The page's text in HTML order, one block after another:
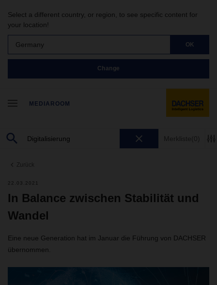
Select a different country, or region, to see specific content for
your location!
Germany OK
Change
MEDIAROOM
Merkliste(0)
Zurück
22.03.2021
In Balance zwischen Stabilität und
Wandel
Eine neue Generation hat im Januar die Führung von DACHSER
übernommen.